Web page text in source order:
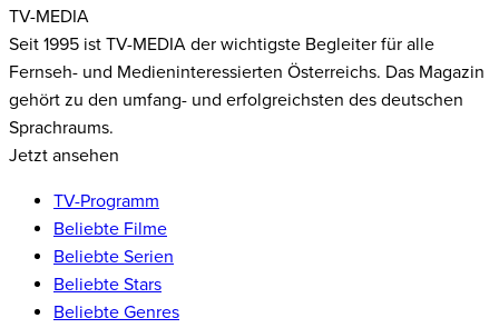
TV-MEDIA
Seit 1995 ist TV-MEDIA der wichtigste Begleiter für alle
Fernseh- und Medieninteressierten Österreichs. Das Magazin
gehört zu den umfang- und erfolgreichsten des deutschen
Sprachraums.
Jetzt ansehen
TV-Programm
Beliebte Filme
Beliebte Serien
Beliebte Stars
Beliebte Genres